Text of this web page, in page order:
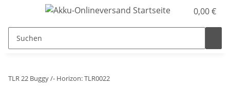
0,00 €
TLR 22 Buggy /- Horizon: TLR0022